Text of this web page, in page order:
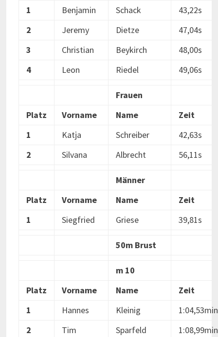
1
Benjamin Schack
43,22s
2
Jeremy Dietze
47,04s
3
Christian Beykirch
48,00s
4
Leon Riedel 49,06s
Frauen
Platz
Vorname Name
Zeit
1
Katja Schreiber
42,63s
2
Silvana Albrecht 56,11s
Männer
Platz
Vorname Name
Zeit
1
Siegfried Griese 39,81s
50m Brust
m 10
Platz
Vorname Name
Zeit
1
Hannes Kleinig
1:04,53min
2
Tim Sparfeld 1:08,99min